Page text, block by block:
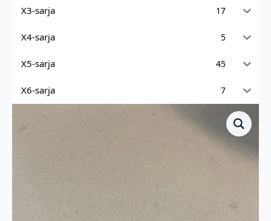
X3-sarja 17
X4-sarja 5
X5-sarja 45
X6-sarja 7